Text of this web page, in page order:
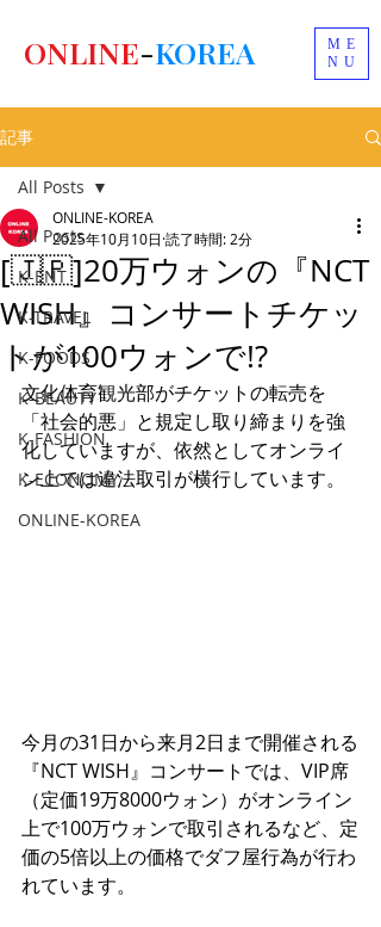
ME
NU
ONLINE-KOREA
記事
All Posts
K-ENT
K-TRAVEL
K-FOODS
K-BEAUTY
K-FASHION
K-ECONOMY
ONLINE-KOREA
All Posts
[🇯🇵]20万ウォンの『NCT
WISH』コンサートチケッ
トが100ウォンで!?
ONLINE-KOREA
2025年10月10日 読了時間: 2分
文化体育観光部がチケットの転売を
「社会的悪」と規定し取り締まりを強
化していますが、依然としてオンライ
ン上では違法取引が横行しています。
今月の31日から来月2日まで開催される
『NCT WISH』コンサートでは、VIP席
（定価19万8000ウォン）がオンライン
上で100万ウォンで取引されるなど、定
価の5倍以上の価格でダフ屋行為が行わ
れています。